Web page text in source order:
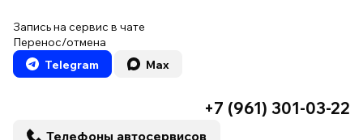
Запись на сервис в чате
Перенос/отмена
Telegram
Max
+7 (961) 301-03-22
Телефоны автосервисов